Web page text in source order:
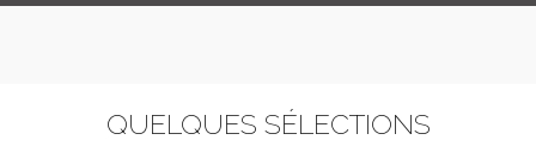
QUELQUES SÉLECTIONS